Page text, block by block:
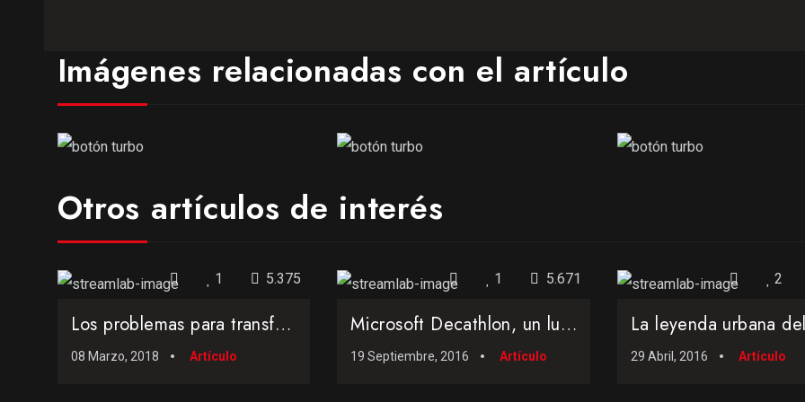
Imágenes relacionadas con el artículo
Otros artículos de interés
1 5.375
Los problemas para transferir archivos en un PC en el año 1...
08 Marzo, 2018 Artículo
1 5.671
Microsoft Decathlon, un lujo de abandonware
19 Septiembre, 2016 Artículo
2
29 Abril, 2016 Artículo